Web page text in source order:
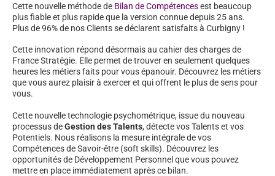
Cette nouvelle méthode de Bilan de Compétencesest beaucoup
plus fiable et plus rapide que la version connue depuis 25 ans.
Plus de 96% de nos Clients se déclarent satisfaits à Curbigny !
Cette innovation répond désormais au cahier des charges de
France Stratégie. Elle permet de trouver en seulement quelques
heures les métiers faits pour vous épanouir. Découvrez les métiers
que vous aurez plaisir à exercer et qui offrent le plus de sens pour
vous.
Cette nouvelle technologie psychométrique, issue du nouveau
processus deGestion des Talents, détecte vos Talents et vos
Potentiels. Nous réalisons la mesure intégrale de vos
Compétences de Savoir-être (soft skills). Découvrez les
opportunités de Développement Personnel que vous pouvez
mettre en place immédiatement après ce bilan.